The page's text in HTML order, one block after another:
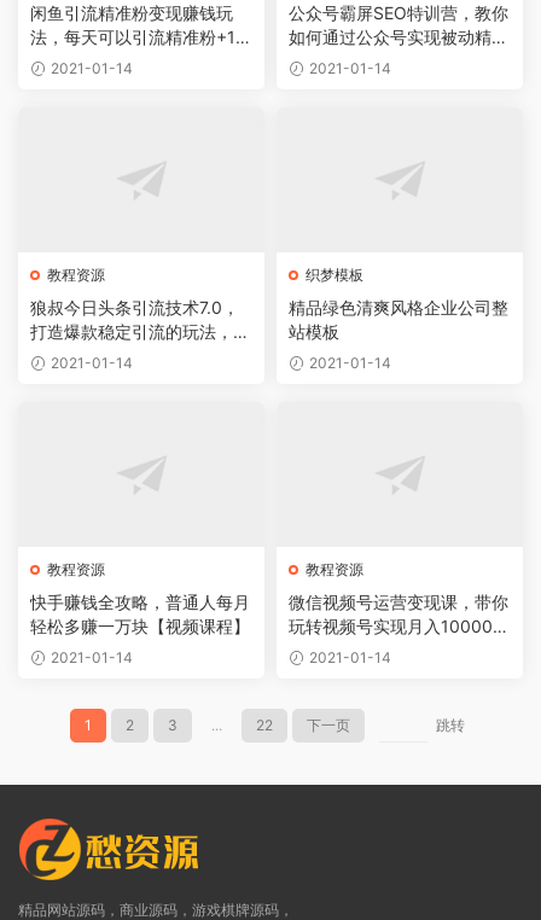
闲鱼引流精准粉变现赚钱玩
法，每天可以引流精准粉+10
0【视频课程】
2021-01-14
公众号霸屏SEO特训营，教你
如何通过公众号实现被动精准
引流2021-01-14
教程资源
狼叔今日头条引流技术7.0，
打造爆款稳定引流的玩法，收
入每月轻松过万
2021-01-14
织梦模板
精品绿色清爽风格企业公司整
站模板
2021-01-14
教程资源
快手赚钱全攻略，普通人每月
轻松多赚一万块【视频课程】
2021-01-14
教程资源
微信视频号运营变现课，带你
玩转视频号实现月入10000+
【视频课程】
2021-01-14
1 2 3 ... 22 下一页 跳转
精品网站源码，商业源码，游戏棋牌源码，